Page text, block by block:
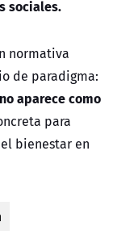
sociales.
normativa
de paradigma:
aparece como
para
bienestar en